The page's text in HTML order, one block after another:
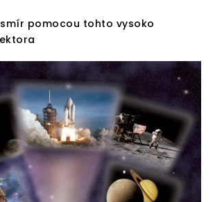
pomocou tohto vysoko